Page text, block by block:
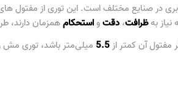
در صنایع مختلف است. این توری از مفتول
بهظرافت، دقتواستحکامهمزمان دارند،
مفتول آن کمتر از 5.5 میلی‌متر باشد، توری مش